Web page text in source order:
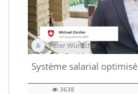
Peter Wünsche
Système salarial optimisé
00:56 duration
3638